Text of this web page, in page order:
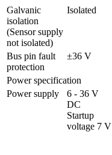
Galvanic
isolation
(Sensor supply
not isolated)
Isolated
Bus pin fault
protection
±36 V
Power specification
Power supply
6 - 36 V
DC
Startup
voltage 7 V